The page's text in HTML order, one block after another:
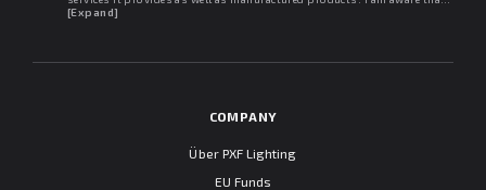
may withdraw my consent at any time. I declare that I have read the
[Expand]
COMPANY
Über PXF Lighting
EU Funds